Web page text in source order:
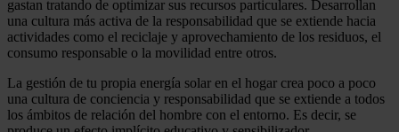
gastan tratando de optimizar sus recursos particulares. Desarrollan
una cultura más activa de la responsabilidad que se extiende hacia
actividades como el reciclaje y aprovechamiento de los residuos, el
consumo responsable o la movilidad entre otros.
La gestión de tu propia energía solar en el hogar crea poco a poco
una cultura de conciencia y responsabilidad que se extiende a todos
los ámbitos de relación del hombre con el entorno. Es decir, se